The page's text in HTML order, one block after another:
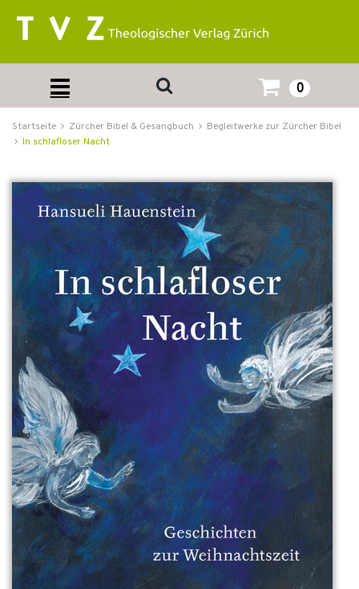
0
Startseite Zürcher Bibel & Gesangbuch
Begleitwerke zur Zürcher Bibel
In schlafloser Nacht